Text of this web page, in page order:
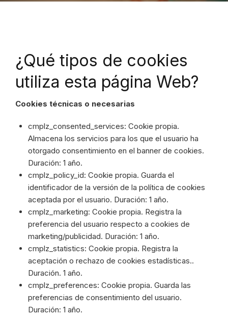
¿Qué tipos de cookies
utiliza esta página Web?
Cookies técnicas o necesarias
cmplz_consented_services: Cookie propia.
Almacena los servicios para los que el usuario ha
otorgado consentimiento en el banner de cookies.
Duración: 1 año.
cmplz_policy_id: Cookie propia. Guarda el
identificador de la versión de la política de cookies
aceptada por el usuario. Duración: 1 año.
cmplz_marketing: Cookie propia. Registra la
preferencia del usuario respecto a cookies de
marketing/publicidad. Duración: 1 año.
cmplz_statistics: Cookie propia. Registra la
aceptación o rechazo de cookies estadísticas..
Duración. 1 año.
cmplz_preferences: Cookie propia. Guarda las
preferencias de consentimiento del usuario.
Duración: 1 año.